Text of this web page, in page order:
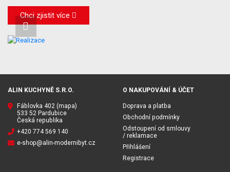
Chci zjistit více
ALIN KUCHYNĚ S.R.O.
Fáblovka 402 (mapa)
533 52 Pardubice
Česká republika
+420 774 569 140
e-shop@alin-modernibyt.cz
O NAKUPOVÁNÍ & ÚČET
Doprava a platba
Obchodní podmínky
Odstoupení od smlouvy
/ reklamace
Přihlášení
Registrace